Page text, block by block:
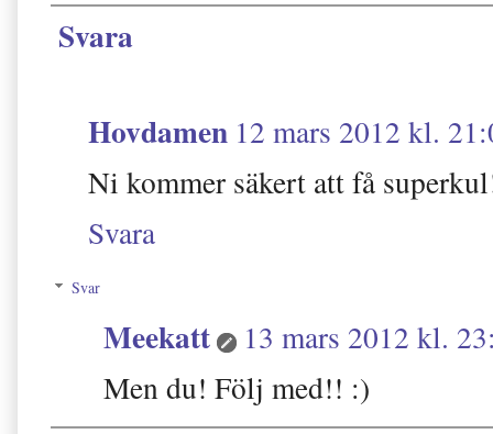
Svara
Hovdamen 12 mars 2012 kl.
Ni kommer säkert att få
Svara
Svar
Meekatt
13 mars 2012 kl.
Men du! Följ med!! :)